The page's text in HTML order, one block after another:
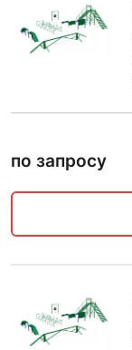
по запросу